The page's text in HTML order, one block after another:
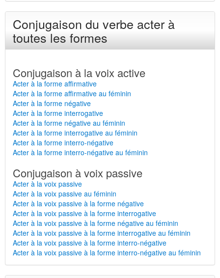
Conjugaison du verbe acter à
toutes les formes
Conjugaison à la voix active
Acter à la forme affirmative
Acter à la forme affirmative au féminin
Acter à la forme négative
Acter à la forme interrogative
Acter à la forme négative au féminin
Acter à la forme interrogative au féminin
Acter à la forme interro-négative
Acter à la forme interro-négative au féminin
Conjugaison à voix passive
Acter à la voix passive
Acter à la voix passive au féminin
Acter à la voix passive à la forme négative
Acter à la voix passive à la forme interrogative
Acter à la voix passive à la forme négative au féminin
Acter à la voix passive à la forme interrogative au féminin
Acter à la voix passive à la forme interro-négative
Acter à la voix passive à la forme interro-négative au féminin